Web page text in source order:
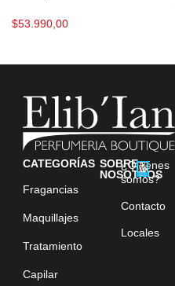
$53.990,00
CATEGORÍAS
Fragancias
Maquillajes
Tratamiento
Capilar
SOBRE
NOSOTROS
¿Quiénes
somos?
Contacto
Locales